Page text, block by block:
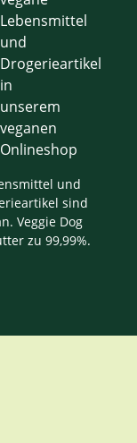
und
sind
Veggie Dog
zu 99,99%.